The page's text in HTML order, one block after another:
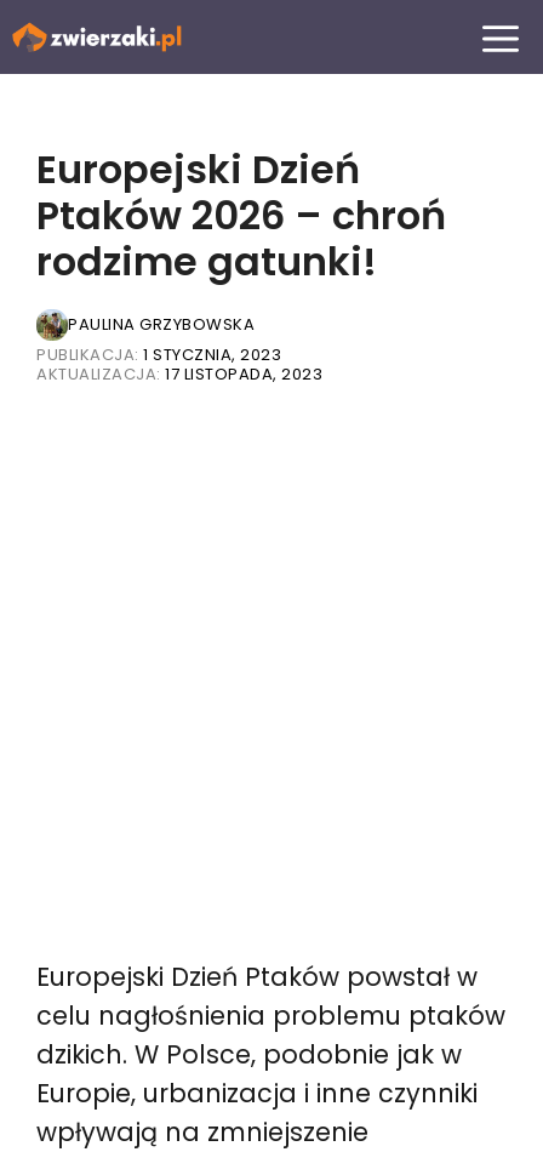
Przejdź
MENU
Europejski Dzień
Ptaków 2026 – chroń
rodzime gatunki!
PAULINA GRZYBOWSKA
PUBLIKACJA: 1 STYCZNIA, 2023
AKTUALIZACJA: 17 LISTOPADA, 2023
Europejski Dzień Ptaków powstał w
celu nagłośnienia problemu ptaków
dzikich. W Polsce, podobnie jak w
Europie, urbanizacja i inne czynniki
wpływają na zmniejszenie